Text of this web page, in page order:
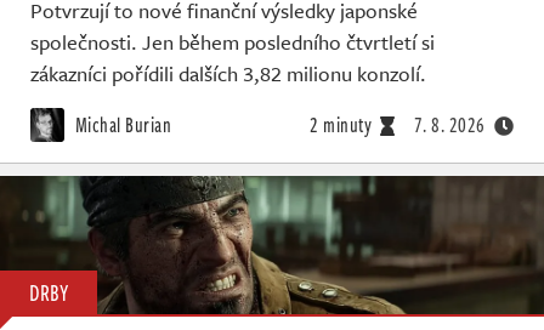
Potvrzují to nové finanční výsledky japonské
společnosti. Jen během posledního čtvrtletí si
zákazníci pořídili dalších 3,82 milionu konzolí.
Michal Burian 2 minuty 7. 8. 2026
DRBY